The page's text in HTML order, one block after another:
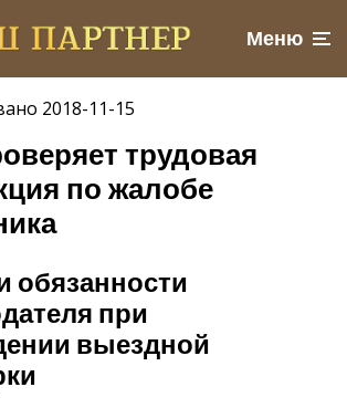
Меню
2018-11-15
трудовая
по жалобе
обязанности
при
выездной